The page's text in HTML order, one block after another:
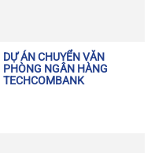
DỰ ÁN CHUYỂN VĂN
PHÒNG NGÂN HÀNG
TECHCOMBANK